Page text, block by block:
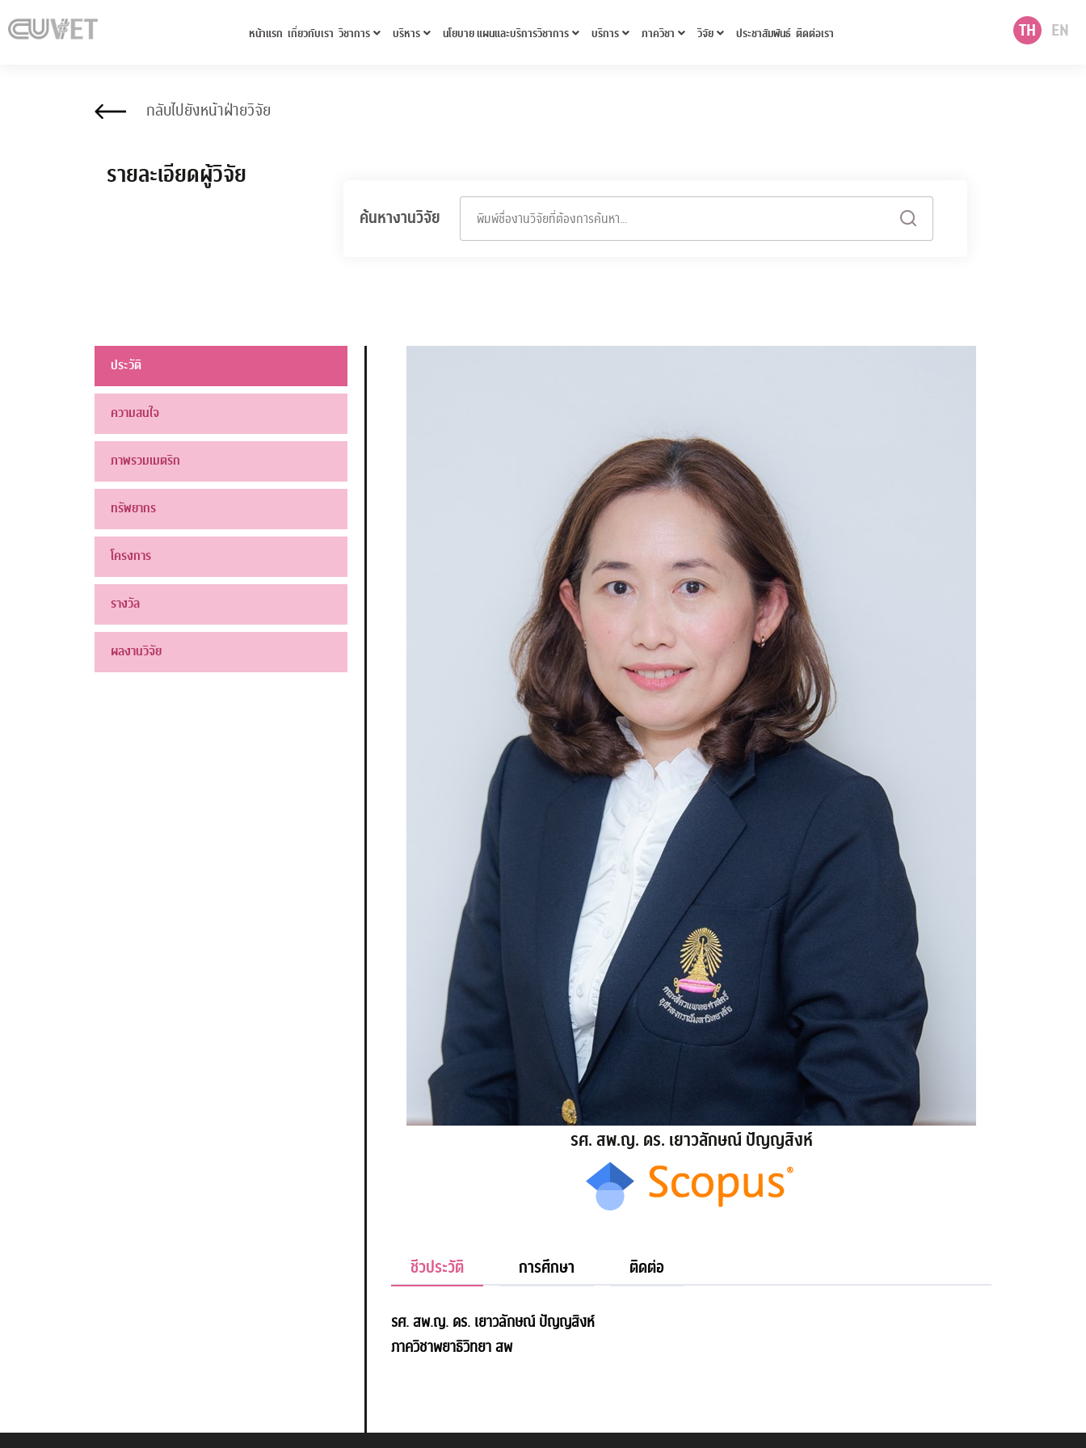
TH EN
หน้าแรก เกี่ยวกับเรา วิชาการ บริหาร นโยบาย แผนและบริการวิชาการ บริการ ภาควิชา วิจัย ประชาสัมพันธ์ ติดต่อเรา
กลับไปยังหน้าฝ่ายวิจัย
รายละเอียดผู้วิจัย
ค้นหางานวิจัย พิมพ์ชื่องานวิจัยที่ต้องการค้นหา...
ประวัติ
ความสนใจ
ภาพรวมเมตริก
ทรัพยากร
โครงการ
รางวัล
ผลงานวิจัย
รศ. สพ.ญ. ดร. เยาวลักษณ์ ปัญญสิงห์
ชีวประวัติ การศึกษา ติดต่อ
รศ. สพ.ญ. ดร. เยาวลักษณ์ ปัญญสิงห์
ภาควิชาพยาธิวิทยา สพ